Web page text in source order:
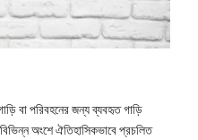
বা পরিবহনের জন্য ব্যবহৃত গাড়ি
অংশে ঐতিহাসিকভাবে প্রচলিত